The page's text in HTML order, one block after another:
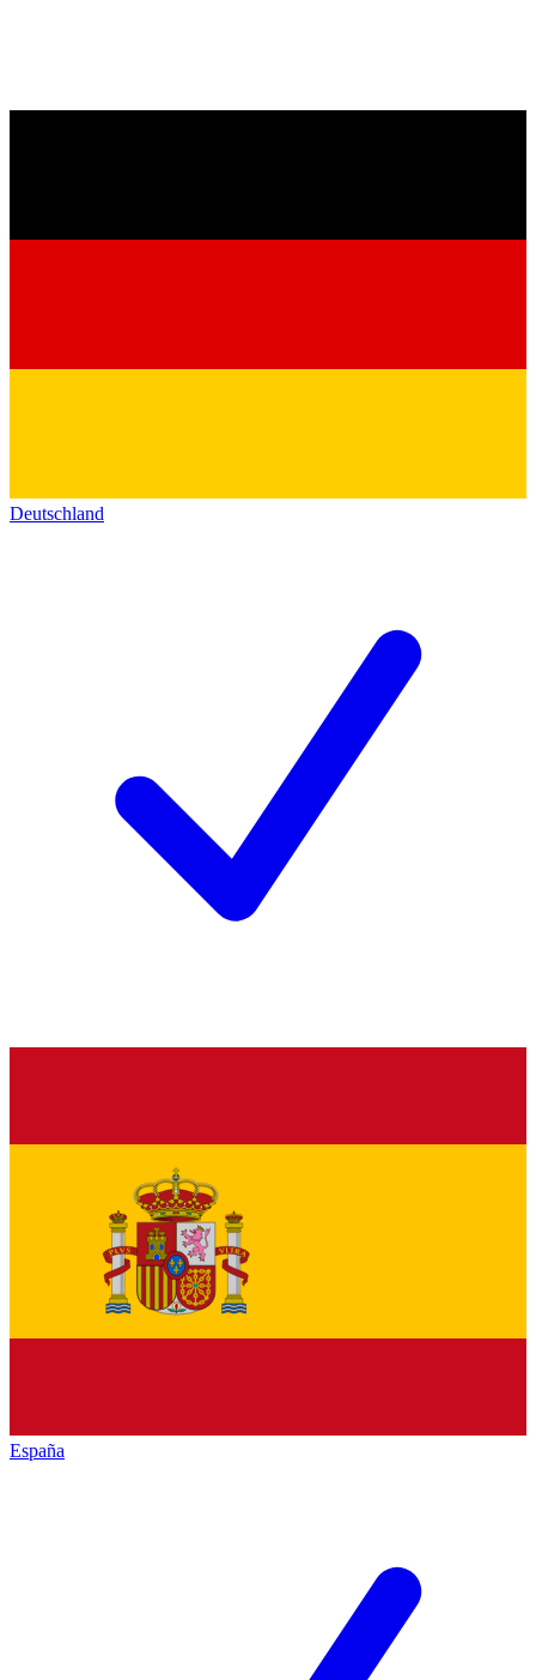
Deutschland
España